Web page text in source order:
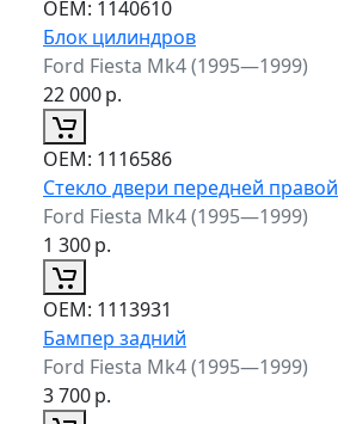
ОЕМ: 1140610
Блок цилиндров
Ford Fiesta Mk4 (1995—1999)
22 000р.
ОЕМ: 1116586
Стекло двери передней правой
Ford Fiesta Mk4 (1995—1999)
1 300р.
ОЕМ: 1113931
Бампер задний
Ford Fiesta Mk4 (1995—1999)
3 700р.